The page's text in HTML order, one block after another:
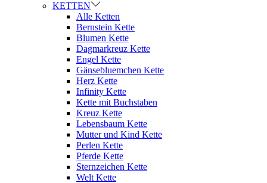
KETTEN
Alle Ketten
Bernstein Kette
Blumen Kette
Dagmarkreuz Kette
Engel Kette
Gänsebluemchen Kette
Herz Kette
Infinity Kette
Kette mit Buchstaben
Kreuz Kette
Lebensbaum Kette
Mutter und Kind Kette
Perlen Kette
Pferde Kette
Sternzeichen Kette
Welt Kette